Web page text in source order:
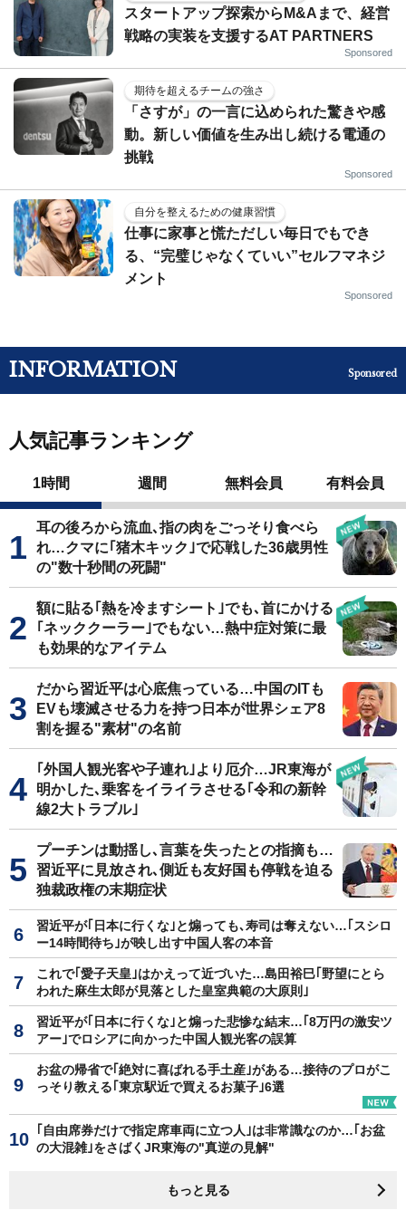
スタートアップ探索からM&Aまで、経営
戦略の実装を支援するAT PARTNERS
Sponsored
期待を超えるチームの強さ
「さすが」の一言に込められた驚きや感
動。新しい価値を生み出し続ける電通の
挑戦
Sponsored
自分を整えるための健康習慣
仕事に家事と慌ただしい毎日でもでき
る、“完璧じゃなくていい”セルフマネジ
メント
Sponsored
INFORMATION Sponsored
人気記事ランキング
1時間 週間 無料会員 有料会員
耳の後ろから流血､指の肉をごっそり食べら
れ…クマに｢猪木キック｣で応戦した36歳男性
の"数十秒間の死闘"
額に貼る｢熱を冷ますシート｣でも､首にかける
｢ネッククーラー｣でもない…熱中症対策に最
も効果的なアイテム
だから習近平は心底焦っている…中国のITも
EVも壊滅させる力を持つ日本が世界シェア8
割を握る"素材"の名前
｢外国人観光客や子連れ｣より厄介…JR東海が
明かした､乗客をイライラさせる｢令和の新幹
線2大トラブル｣
プーチンは動揺し､言葉を失ったとの指摘も…
習近平に見放され､側近も友好国も停戦を迫る
独裁政権の末期症状
習近平が｢日本に行くな｣と煽っても､寿司は奪えない…｢スシロ
ー14時間待ち｣が映し出す中国人客の本音
これで｢愛子天皇｣はかえって近づいた…島田裕巳｢野望にとら
われた麻生太郎が見落とした皇室典範の大原則｣
習近平が｢日本に行くな｣と煽った悲惨な結末…｢8万円の激安ツ
アー｣でロシアに向かった中国人観光客の誤算
お盆の帰省で｢絶対に喜ばれる手土産｣がある…接待のプロがこ
っそり教える｢東京駅近で買えるお菓子｣6選
｢自由席券だけで指定席車両に立つ人｣は非常識なのか…｢お盆
の大混雑｣をさばくJR東海の"真逆の見解"
もっと見る